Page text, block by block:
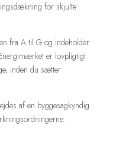
for skjulte
fra A til G og indeholder
er lovpligtigt
inden du sætter
af en byggesagkyndig